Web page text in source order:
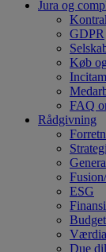
Jura og
GDPR
Køb
FAQ
Rådgivning
ESG
Due